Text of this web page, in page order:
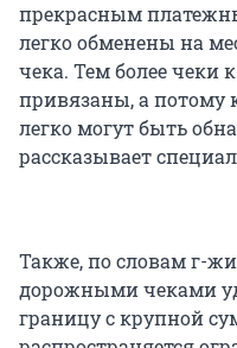
прекрасным
легко обменены на
чека. Тем более чеки
привязаны, а потому
легко могут быть
рассказывает
Также, по словам г-
дорожными чеками
границу с крупной